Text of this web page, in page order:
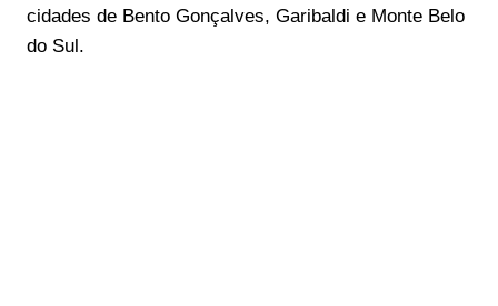
cidades de Bento Gonçalves, Garibaldi e Monte Belo
do Sul.